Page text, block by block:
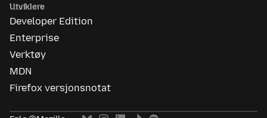
Utviklere
Developer Edition
Enterprise
Verktøy
MDN
Firefox versjonsnotat